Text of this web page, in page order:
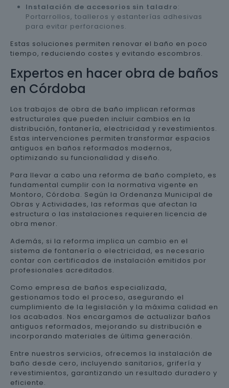
Instalación de accesorios sin taladro:
Portarrollos, toalleros y estanterías adhesivas
para evitar perforaciones.
Estas soluciones permiten renovar el baño en poco
tiempo, reduciendo costes y evitando escombros.
Expertos en hacer obra de baños
en Córdoba
Los trabajos de obra de baño implican reformas
estructurales que pueden incluir cambios en la
distribución, fontanería, electricidad y revestimientos.
Estas intervenciones permiten transformar espacios
antiguos en baños reformados modernos,
optimizando su funcionalidad y diseño.
Para llevar a cabo una reforma de baño completo, es
fundamental cumplir con la normativa vigente en
Montoro, Córdoba. Según la Ordenanza Municipal de
Obras y Actividades, las reformas que afectan la
estructura o las instalaciones requieren licencia de
obra menor.
Además, si la reforma implica un cambio en el
sistema de fontanería o electricidad, es necesario
contar con certificados de instalación emitidos por
profesionales acreditados.
Como empresa de baños especializada,
gestionamos todo el proceso, asegurando el
cumplimiento de la legislación y la máxima calidad en
los acabados. Nos encargamos de actualizar baños
antiguos reformados, mejorando su distribución e
incorporando materiales de última generación.
Entre nuestros servicios, ofrecemos la instalación de
baño desde cero, incluyendo sanitarios, grifería y
revestimientos, garantizando un resultado duradero y
eficiente.